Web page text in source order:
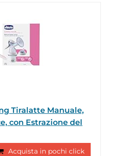
Tiralatte Manuale,
con Estrazione del
Acquista in pochi click